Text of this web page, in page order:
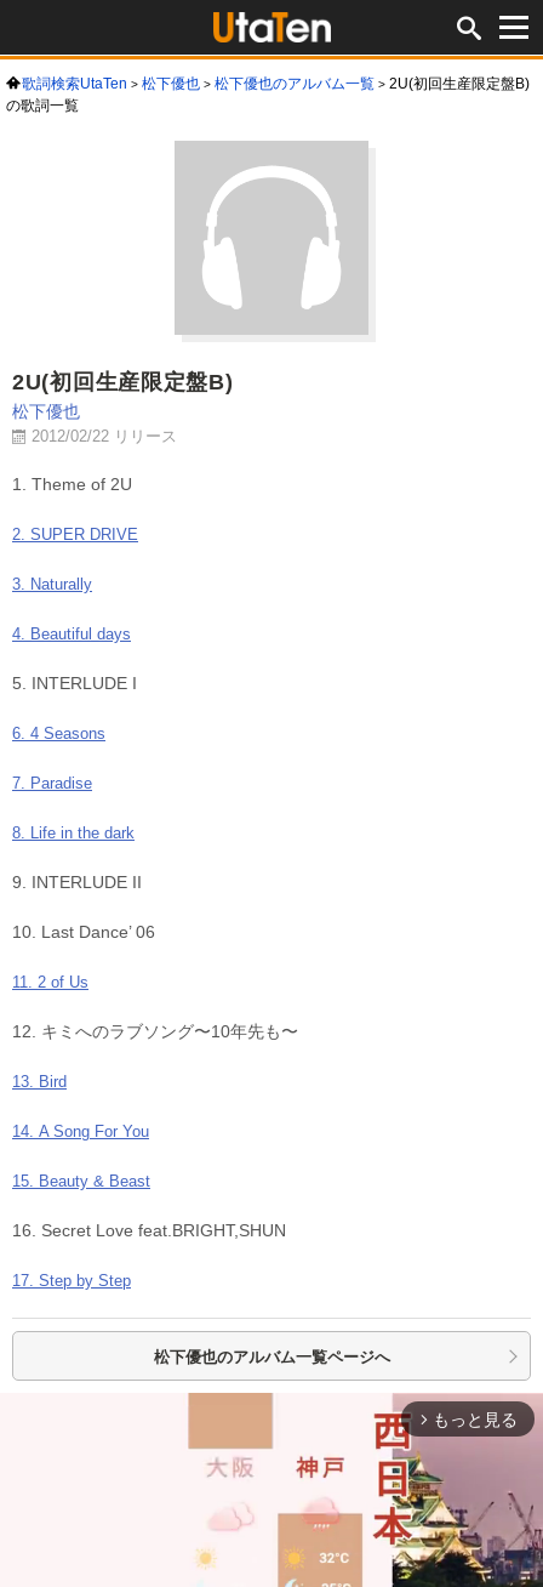
歌詞検索UtaTen 松下優也 松下優也のアルバム一覧
2U(初回生産限定盤B)
の歌詞一覧
2U(初回生産限定盤B)
松下優也
2012/02/22 リリース
1. Theme of 2U
2. SUPER DRIVE
3. Naturally
4. Beautiful days
5. INTERLUDE I
6. 4 Seasons
7. Paradise
8. Life in the dark
9. INTERLUDE II
10. Last Dance’ 06
11. 2 of Us
12. キミへのラブソング〜10年先も〜
13. Bird
14. A Song For You
15. Beauty & Beast
16. Secret Love feat.BRIGHT,SHUN
17. Step by Step
松下優也のアルバム一覧ページへ
arrow_forward_ios もっと見る